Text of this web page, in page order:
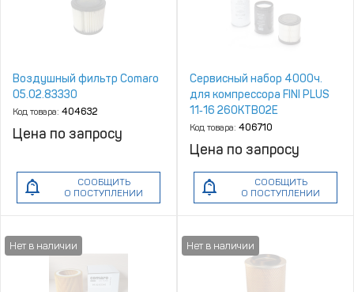
Воздушный фильтр Сomaro
05.02.83330
Код товара: 404632
Цена по запросу
СООБЩИТЬ
О ПОСТУПЛЕНИИ
Cервисный набор 4000ч.
для компрессора FINI PLUS
11‑16 260KTB02E
Код товара: 406710
Цена по запросу
СООБЩИТЬ
О ПОСТУПЛЕНИИ